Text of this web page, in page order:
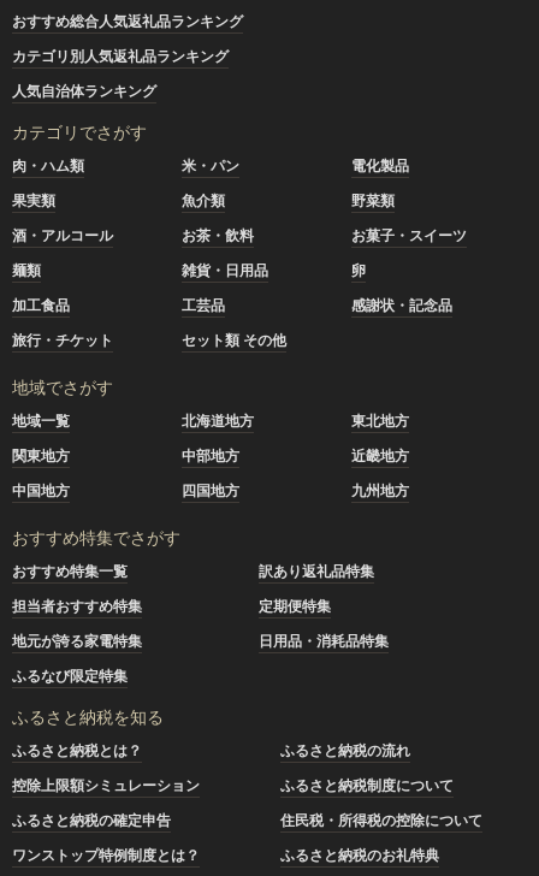
おすすめ総合人気返礼品ランキング
カテゴリ別人気返礼品ランキング
人気自治体ランキング
カテゴリでさがす
肉・ハム類 米・パン
電化製品
果実類
魚介類
野菜類
酒・アルコール
お茶・飲料
お菓子・スイーツ
麺類
雑貨・日用品
卵
加工食品
工芸品
感謝状・記念品
旅行・チケット
セット類 その他
地域でさがす
地域一覧 北海道地方
東北地方
関東地方
中部地方
近畿地方
中国地方
四国地方 九州地方
おすすめ特集でさがす
おすすめ特集一覧
訳あり返礼品特集
担当者おすすめ特集
定期便特集
地元が誇る家電特集
日用品・消耗品特集
ふるなび限定特集
ふるさと納税を知る
ふるさと納税とは？
ふるさと納税の流れ
控除上限額シミュレーション
ふるさと納税制度について
ふるさと納税の確定申告
住民税・所得税の控除について
ワンストップ特例制度とは？
ふるさと納税のお礼特典